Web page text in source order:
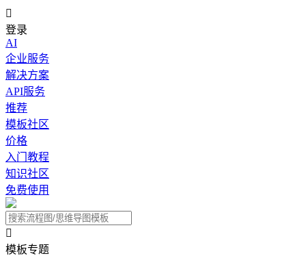

登录
AI
企业服务
解决方案
API服务
推荐
模板社区
价格
入门教程
知识社区
免费使用

模板专题